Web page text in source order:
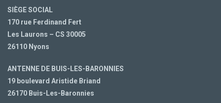
SIÈGE SOCIAL
170 rue Ferdinand Fert
Les Laurons – CS 30005
26110 Nyons
ANTENNE DE BUIS-LES-BARONNIES
19 boulevard Aristide Briand
26170 Buis-Les-Baronnies